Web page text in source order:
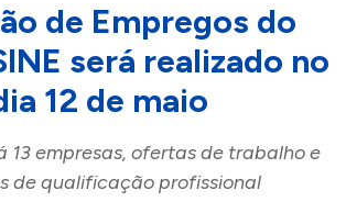
de Empregos do
será realizado no
12 de maio
13 empresas, ofertas de trabalho e
de qualificação profissional